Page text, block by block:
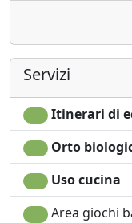
Servizi
Itinerari di
Orto
Uso cucina
Area giochi